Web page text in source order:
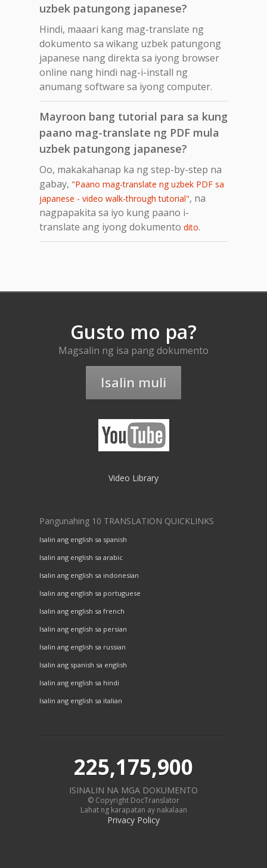
uzbek patungong japanese?
Hindi, maaari kang mag-translate ng
dokumento sa wikang uzbek patungong
japanese nang direkta sa iyong browser
online nang hindi nag-i-install ng
anumang software sa iyong computer.
Mayroon bang tutorial para sa kung
paano mag-translate ng PDF mula
uzbek patungong japanese?
Oo, makakahanap ka ng step-by-step na
gabay, "Paano mag-translate ng uzbek PDF sa
japanese - video walk-through tutorial", na
nagpapakita sa iyo kung paano i-
translate ang iyong dokumento dito.
Gusto mo pa?
Magsalin ng isa pang dokumento
Isalin muli
Video Library
Pangunahing 10 TRANSLATION QUICKLINKS
Isalin ang english sa spanish
Isalin ang english sa arabic
Isalin ang english sa indonesian
Isalin ang english sa portuguese
Isalin ang english sa french
Isalin ang english sa persian
Isalin ang english sa russian
Isalin ang spanish sa english
Isalin ang english sa hindi
Isalin ang english sa italian
225,175,900
ISINALIN NA MGA DOKUMENTO
© Copyright DocTranslator
Lahat ng karapatan ay nakalaan
Privacy Policy